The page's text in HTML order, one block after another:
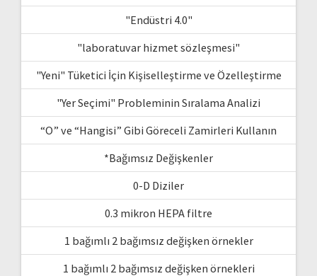
"Endüstri 4.0"
"laboratuvar hizmet sözleşmesi"
"Yeni" Tüketici İçin Kişiselleştirme ve Özelleştirme
"Yer Seçimi" Probleminin Sıralama Analizi
“O” ve “Hangisi” Gibi Göreceli Zamirleri Kullanın
*Bağımsız Değişkenler
0-D Diziler
0.3 mikron HEPA filtre
1 bağımlı 2 bağımsız değişken örnekler
1 bağımlı 2 bağımsız değişken örnekleri